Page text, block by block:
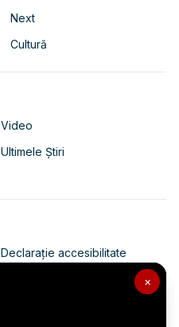
×
Next
Cultură
Video
Ultimele Știri
Declarație accesibilitate
Politica de confidențialitate